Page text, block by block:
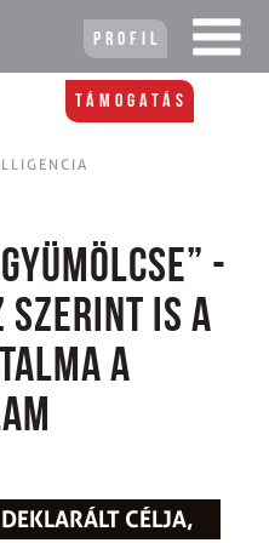
Profil
Támogatás
-
szerint is a
a
CÉLJA,